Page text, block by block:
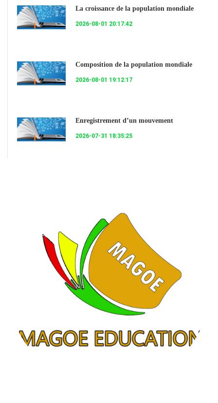
La croissance de la population mondiale
2026-08-01 20:17:42
Composition de la population mondiale
2026-08-01 19:12:17
Enregistrement d’un mouvement
2026-07-31 18:35:25